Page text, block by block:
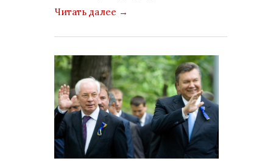
Читать далее →